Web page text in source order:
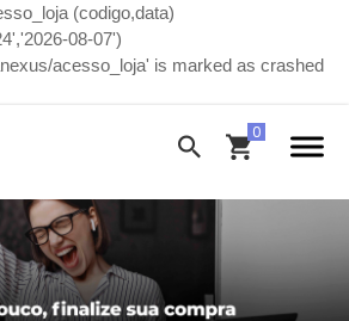
(codigo,data)
08-07')
acesso_loja' is marked as crashed